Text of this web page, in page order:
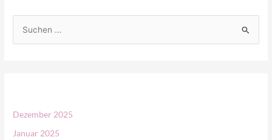
n
n
Dezember 2025
Januar 2025